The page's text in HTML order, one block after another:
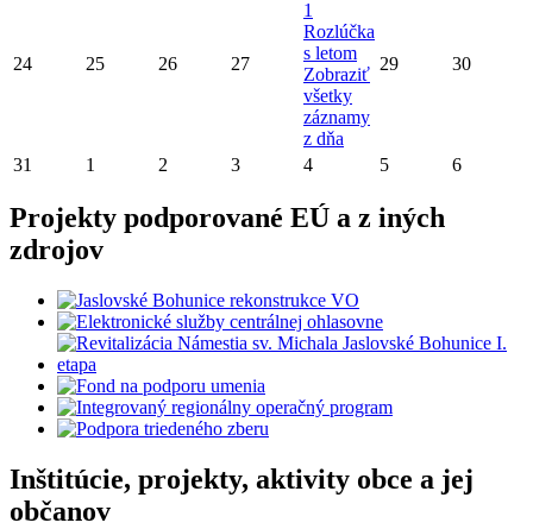
24 25 26 27
1
Rozlúčka
s letom
Zobraziť
všetky
záznamy
z dňa
29 30
31 1 2 3 4 5 6
Projekty podporované EÚ a z iných
zdrojov
Inštitúcie, projekty, aktivity obce a jej
občanov